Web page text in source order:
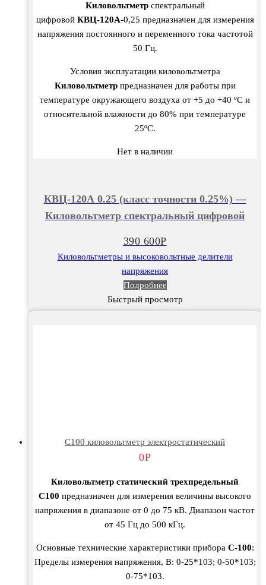
Киловольтметрспектральный
цифровой КВЦ-120А-0,25 предназначен для измерения
напряжения постоянного и переменного тока частотой
50 Гц.
Условия эксплуатации киловольтметра
Киловольтметрпредназначен для работы при
температуре окружающего воздуха от +5 до +40 ºC и
относительной влажности до 80% при температуре
25ºC.
Нет в наличии
КВЦ-120А 0.25 (класс точности 0.25%) —
Киловольтметр спектральный цифровой
390 600Р
Киловольтметры и высоковольтные делители
напряжения
Подробнее
Быстрый просмотр
С100 киловольтметр электростатический
0Р
Киловольтметр статический трехпредельный
C100 предназначен для измерения величины высокого
напряжения в диапазоне от 0 до 75 кВ. Диапазон частот
от 45 Гц до 500 кГц.
Основные технические характеристики прибора С-100:
Пределы измерения напряжения, В: 0-25*103; 0-50*103;
0-75*103.